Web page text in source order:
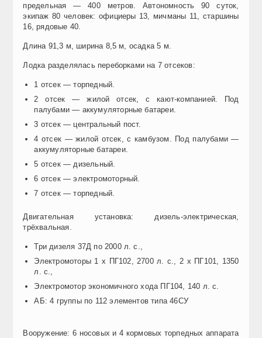
предельная — 400 метров. Автономность 90 суток,
экипаж 80 человек: официеры 13, мичманы 11, старшины
16, рядовые 40.
Длина 91,3 м, ширина 8,5 м, осадка 5 м.
Лодка разделялась переборками на 7 отсеков:
1 отсек — торпедный.
2 отсек — жилой отсек, с кают-компанией. Под
палубами — аккумуляторные батареи.
3 отсек — центральный пост.
4 отсек — жилой отсек, с камбузом. Под палубами —
аккумуляторные батареи.
5 отсек — дизельный.
6 отсек — электромоторный.
7 отсек — торпедный.
Двигательная установка: д изель-электрическая,
трёхвальная.
Три дизеля 37Д по 2000 л. с.,
Электромоторы 1 x ПГ102, 2700 л. с., 2 x ПГ101, 1350
л. с.,
Электромотор экономичного хода ПГ104, 140 л. с.
АБ: 4 группы по 112 элементов типа 46СУ
Вооружение: 6 носовых и 4 кормовых торпедных аппарата